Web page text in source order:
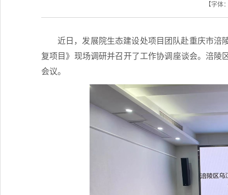
【字体
近日，发展院生态建设处项目团队赴重庆市涪
复项目》现场调研并召开了工作协调座谈会。涪
会议。